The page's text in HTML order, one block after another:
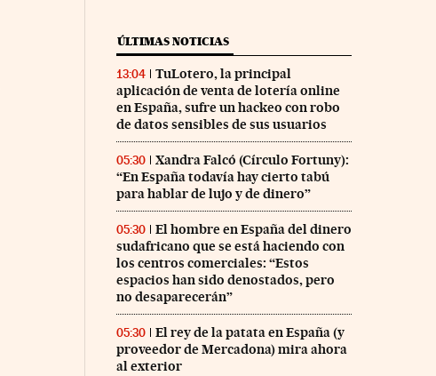
ÚLTIMAS NOTICIAS
13:04
TuLotero, la principal
aplicación de venta de lotería online
en España, sufre un hackeo con robo
de datos sensibles de sus usuarios
05:30
Xandra Falcó (Círculo Fortuny):
“En España todavía hay cierto tabú
para hablar de lujo y de dinero”
05:30
El hombre en España del dinero
sudafricano que se está haciendo con
los centros comerciales: “Estos
espacios han sido denostados, pero
no desaparecerán”
05:30
El rey de la patata en España (y
proveedor de Mercadona) mira ahora
al exterior